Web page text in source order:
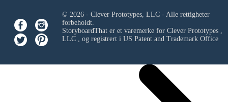
© 2026 - Clever Prototypes, LLC - Alle rettigheter
forbeholdt.
StoryboardThat er et varemerke for Clever Prototypes ,
LLC, og registrert i US Patent and Trademark Office